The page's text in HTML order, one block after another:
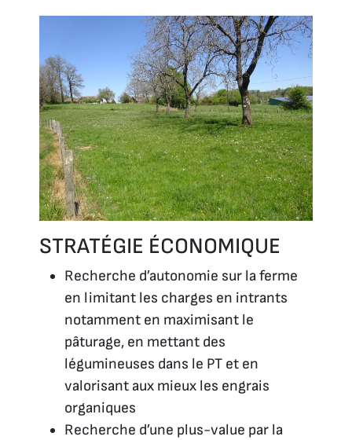
STRATÉGIE ÉCONOMIQUE
Recherche d’autonomie sur la ferme
en limitant les charges en intrants
notamment en maximisant le
pâturage, en mettant des
légumineuses dans le PT et en
valorisant aux mieux les engrais
organiques
Recherche d’une plus-value par la